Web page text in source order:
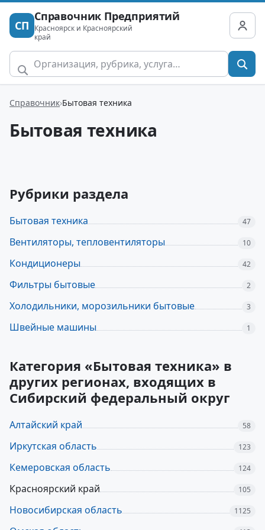
СП
Справочник Предприятий
Красноярск и Красноярский
край
Справочник Бытовая техника
Бытовая техника
Рубрики раздела
Бытовая техника 47
Вентиляторы, тепловентиляторы 10
Кондиционеры 42
Фильтры бытовые 2
Холодильники, морозильники бытовые 3
Швейные машины 1
Категория «Бытовая техника» в
других регионах, входящих в
Сибирский федеральный округ
Алтайский край 58
Иркутская область 123
Кемеровская область 124
Красноярский край 105
Новосибирская область 1125